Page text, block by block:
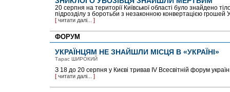
20 серпня на території Київської області було знайдено
підрозділу з боротьби з незаконною конвертацією
[ читати далі... ]
ФОРУМ
УКРАЇНЦЯМ НЕ ЗНАЙШЛИ МІСЦЯ В «УКРАЇНІ»
Тарас ШИРОКИЙ
З 18 до 20 серпня у Києві тривав IV Всесвітній форум
[ читати далі... ]